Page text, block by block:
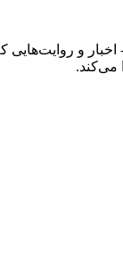
- اخبار و
می‌کند.